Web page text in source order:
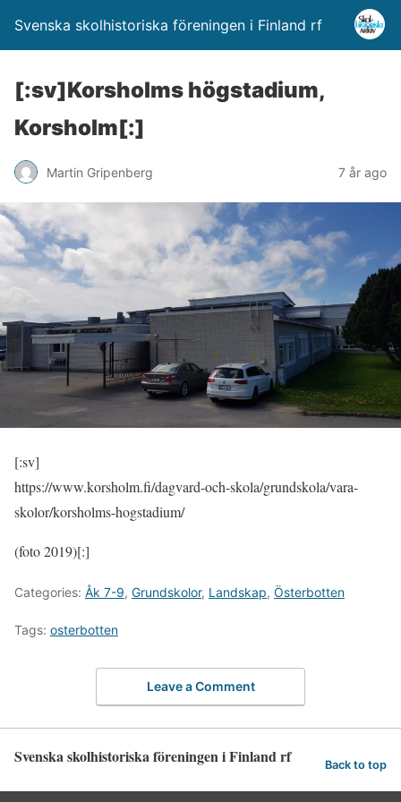
Svenska skolhistoriska föreningen i Finland rf
[:sv]Korsholms högstadium,
Korsholm[:]
Martin Gripenberg 7 år ago
[:sv]
https://www.korsholm.fi/dagvard-och-skola/grundskola/vara-
skolor/korsholms-hogstadium/
(foto 2019)[:]
Categories: Åk 7-9, Grundskolor, Landskap, Österbotten
Tags: osterbotten
Leave a Comment
Svenska skolhistoriska föreningen i Finland rf Back to top